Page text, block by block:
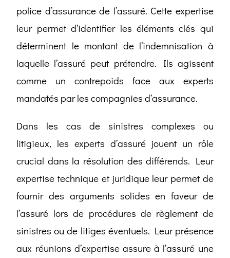
police d’assurance de l’assuré. Cette expertise
leur permet d’identifier les éléments clés qui
déterminent le montant de l’indemnisation à
laquelle l’assuré peut prétendre. Ils agissent
comme un contrepoids face aux experts
mandatés par les compagnies d’assurance.
Dans les cas de sinistres complexes ou
litigieux, les experts d’assuré jouent un rôle
crucial dans la résolution des différends. Leur
expertise technique et juridique leur permet de
fournir des arguments solides en faveur de
l’assuré lors de procédures de règlement de
sinistres ou de litiges éventuels. Leur présence
aux réunions d’expertise assure à l’assuré une